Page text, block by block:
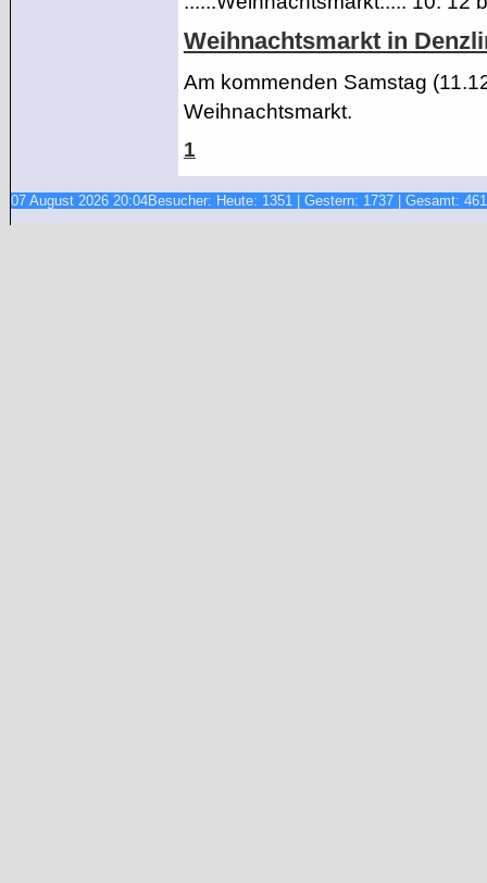
Weihnachtsmarkt in
Am kommenden Samstag
Weihnachtsmarkt.
1
07 August 2026 20:04Besucher: Heute: 1351 | Gestern: 1737 | Gesamt: